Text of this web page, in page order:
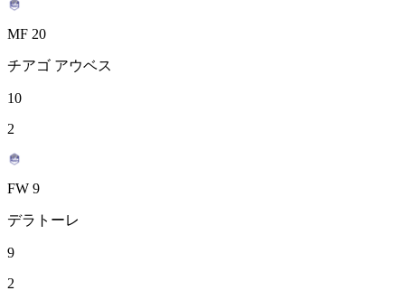
MF 20
チアゴ アウベス
10
2
FW 9
デラトーレ
9
2